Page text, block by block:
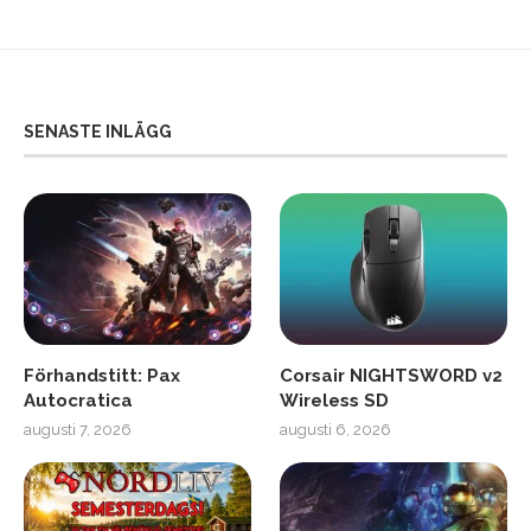
SENASTE INLÄGG
Förhandstitt: Pax
Autocratica
augusti 7, 2026
Corsair NIGHTSWORD v2
Wireless SD
augusti 6, 2026